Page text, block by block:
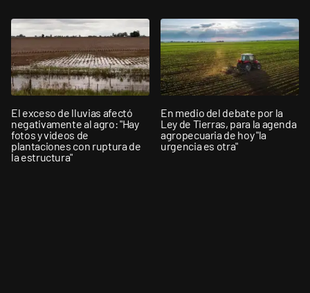
El exceso de lluvias afectó
negativamente al agro: "Hay
fotos y videos de
plantaciones con ruptura de
la estructura"
En medio del debate por la
Ley de Tierras, para la agenda
agropecuaria de hoy "la
urgencia es otra"